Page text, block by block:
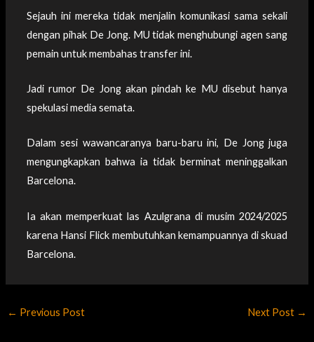
Sejauh ini mereka tidak menjalin komunikasi sama sekali
dengan pihak De Jong. MU tidak menghubungi agen sang
pemain untuk membahas transfer ini.
Jadi rumor De Jong akan pindah ke MU disebut hanya
spekulasi media semata.
Dalam sesi wawancaranya baru-baru ini, De Jong juga
mengungkapkan bahwa ia tidak berminat meninggalkan
Barcelona.
Ia akan memperkuat las Azulgrana di musim 2024/2025
karena Hansi Flick membutuhkan kemampuannya di skuad
Barcelona.
← Previous Post Next Post →